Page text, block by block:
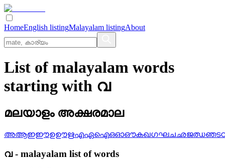
HomeEnglish listingMalayalam listingAbout
List of malayalam words
starting with വ
മലയാളം അക്ഷരമാല
അആഇഈഉഊഋഎഏഐഒഓഔകഖഗഘചഛജഝഞട
വ- malayalam list of words